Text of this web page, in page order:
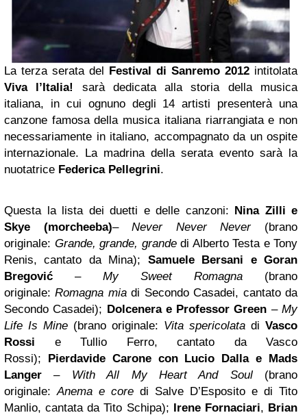
La terza serata del Festival di Sanremo 2012 intitolata
Viva l’Italia!
sarà dedicata alla storia della musica
italiana, in cui ognuno degli 14 artisti presenterà una
canzone famosa della musica italiana riarrangiata e non
necessariamente in italiano, accompagnato da un ospite
internazionale. La madrina della serata evento sarà la
nuotatrice Federica Pellegrini.
Questa la lista dei duetti e delle canzoni: Nina Zilli e
Skye
(morcheeba)–Never Never Never(brano
originale: Grande, grande, grandedi Alberto Testa e Tony
Renis, cantato da Mina); Samuele Bersani e Goran
Bregović – My Sweet Romagna (brano
originale:Romagna miadi Secondo Casadei, cantato da
Secondo Casadei); Dolcenera e Professor Green –My
Life Is Mine (brano originale: Vita spericolata di Vasco
Rossi e Tullio Ferro, cantato da Vasco
Rossi); Pierdavide Carone con Lucio Dallae Mads
Langer – With All My Heart And Soul(brano
originale: Anema e core di Salve D’Esposito e di Tito
Manlio, cantata da Tito Schipa); Irene Fornaciari, Brian